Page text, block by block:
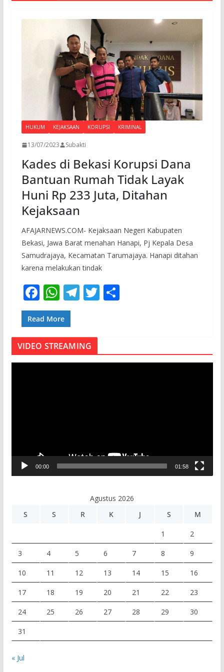
HUKUM KEJAKSAAN KORUPSI KRIMINAL
13/07/2023 Subakti
Kades di Bekasi Korupsi Dana
Bantuan Rumah Tidak Layak
Huni Rp 233 Juta, Ditahan
Kejaksaan
AFAJARNEWS.COM- Kejaksaan Negeri Kabupaten
Bekasi, Jawa Barat menahan Hanapi, Pj Kepala Desa
Samudrajaya, Kecamatan Tarumajaya. Hanapi ditahan
karena melakukan tindak
F
ac
e
b
o
W
h
at
s
A
T
gr
a
T S
Read More
VIDEO STREAMING
V
00:00 01:58
Agustus 2026
S
S R K J S M
1 2
3 4 5 6 7 8 9
10 11 12 13 14 15 16
17 18 19 20 21 22 23
24 25 26 27 28 29 30
31
« Jul